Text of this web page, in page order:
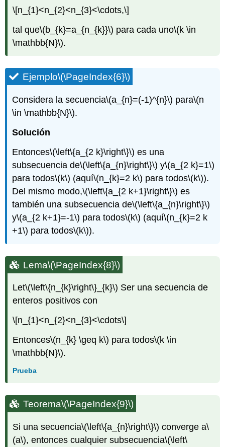
\[n_{1}<n_{2}<n_{3}<\cdots,\]
tal que\(b_{k}=a_{n_{k}}\) para cada uno\(k \in
\mathbb{N}\).
Ejemplo\(\PageIndex{6}\)
Considera la secuencia\(a_{n}=(-1)^{n}\) para\(n
\in \mathbb{N}\).
Solución
Entonces\(\left\{a_{2 k}\right\}\) es una
subsecuencia de\(\left\{a_{n}\right\}\) y\(a_{2 k}=1\)
para todos\(k\) (aquí\(n_{k}=2 k\) para todos\(k\)).
Del mismo modo,\(\left\{a_{2 k+1}\right\}\) es
también una subsecuencia de\(\left\{a_{n}\right\}\)
y\(a_{2 k+1}=-1\) para todos\(k\) (aquí\(n_{k}=2 k
+1\) para todos\(k\)).
Lema\(\PageIndex{8}\)
Let\(\left\{n_{k}\right\}_{k}\) Ser una secuencia de
enteros positivos con
\[n_{1}<n_{2}<n_{3}<\cdots\]
Entonces\(n_{k} \geq k\) para todos\(k \in
\mathbb{N}\).
Prueba
Teorema\(\PageIndex{9}\)
Si una secuencia\(\left\{a_{n}\right\}\) converge a\
(a\), entonces cualquier subsecuencia\(\left\